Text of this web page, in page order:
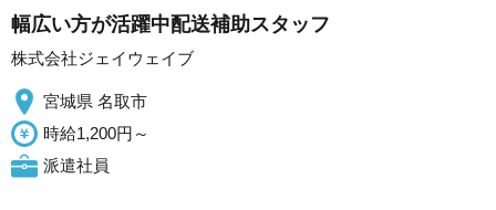
幅広い方が活躍中配送補助スタッフ
株式会社ジェイウェイブ
宮城県 名取市
時給1,200円～
派遣社員